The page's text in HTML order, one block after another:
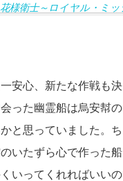
様衛士～ロイヤル・ミ
安心、新たな作戦も
った幽霊船は烏安幇
と思っていました。
いたずら心で作った
いってくれればいいの